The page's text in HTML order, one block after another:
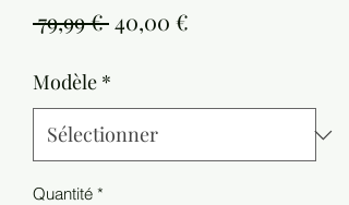
79,99 € Prix
40,00 €
Modèle *
Quantité *